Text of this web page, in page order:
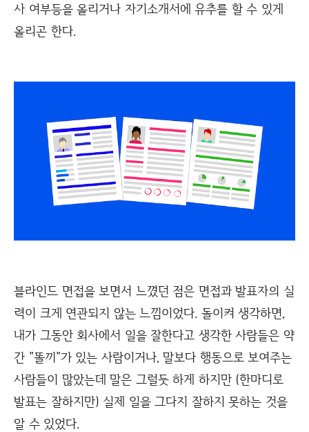
사 여부등을 올리거나 자기소개서에 유추를 할 수 있게
올리곤 한다.
블라인드 면접을 보면서 느꼈던 점은 면접과 발표자의 실
력이 크게 연관되지 않는 느낌이었다. 돌이켜 생각하면,
내가 그동안 회사에서 일을 잘한다고 생각한 사람들은 약
간 "똘끼"가 있는 사람이거나, 말보다 행동으로 보여주는
사람들이 많았는데 말은 그럴듯 하게 하지만 (한마디로
발표는 잘하지만) 실제 일을 그다지 잘하지 못하는 것을
알 수 있었다.